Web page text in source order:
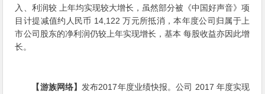
入、利润较 上年均实现较大增长，虽然部分被《中国好声音》项
目计提减值约人民币 14,122 万元所抵消，本年度公司归属于上
市公司股东的净利润仍较上年实现增长，基本 每股收益亦因此增
长。
【游族网络】 发布2017年度业绩快报。公司 2017 年度实现